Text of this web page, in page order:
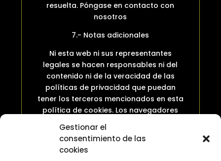
Gestionar el
consentimiento de las
cookies
resuelta. Póngase en contacto con
nosotros
7.- Notas adicionales
Ni esta web ni sus representantes
legales se hacen responsables ni del
contenido ni de la veracidad de las
políticas de privacidad que puedan
tener los terceros mencionados en esta
política de cookies. Los navegadores
web son las herramientas encargadas
de almacenar las cookies y desde este
lugar debe efectuar su derecho a
eliminación o desactivación de las